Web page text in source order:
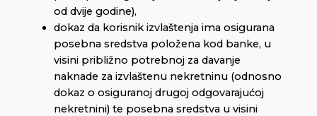
od dvije godine),
dokaz da korisnik izvlaštenja ima osigurana
posebna sredstva položena kod banke, u
visini približno potrebnoj za davanje
naknade za izvlaštenu nekretninu (odnosno
dokaz o osiguranoj drugoj odgovarajućoj
nekretnini) te posebna sredstva u visini